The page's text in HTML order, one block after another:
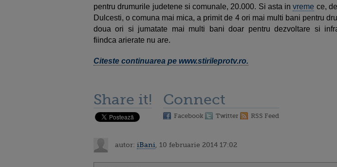
pentru drumurile judetene si comunale, 20.000. Si asta invreme ce,
Dulcesti, o comuna mai mica, a primit de 4 ori mai multi bani pentru
doua ori si jumatate mai multi bani doar pentru dezvoltare si
fiindca arierate nu are.
Citeste continuarea pe www.stirileprotv.ro.
Share it! Connect
Facebook Twitter RSS Feed
autor: iBani , 10 februarie 2014 17:02